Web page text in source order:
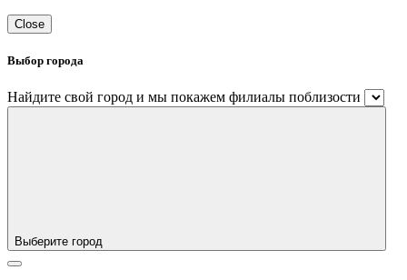
Close
Выбор города
Найдите свой город и мы покажем филиалы поблизости
Выберите город